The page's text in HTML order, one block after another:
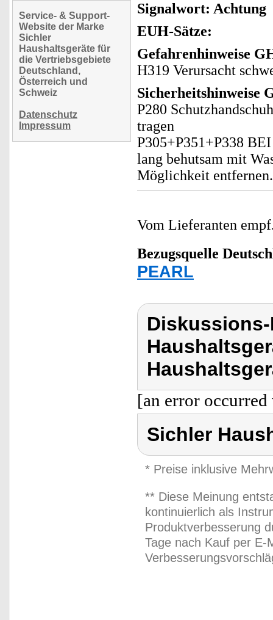
Service- & Support-
Website der Marke
Sichler
Haushaltsgeräte für
die Vertriebsgebiete
Deutschland,
Österreich und
Schweiz
Datenschutz
Impressum
Signalwort: Achtung
EUH-Sätze:
Gefahrenhinweise
H319 Verursacht
Sicherheitshinweise
P280
tragen
P305+P351+P338
lang behutsam mit
Möglichkeit
Vom Lieferanten
Bezugsquelle
PEARL
[an error
Sichler
* Preise inklusive
** Diese Meinung
kontinuierlich als
Produktverbesserung
Tage nach Kauf per E-